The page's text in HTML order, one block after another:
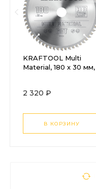
KRAFTOOL Multi
Material, 180 х 30 мм,
180-30)
2 320 ₽
В КОРЗИНУ